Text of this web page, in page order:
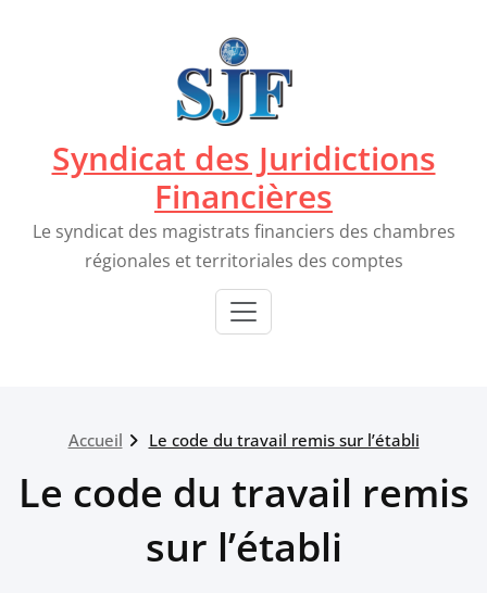
Syndicat des Juridictions
Financières
Le syndicat des magistrats financiers des chambres
régionales et territoriales des comptes
Accueil Le code du travail remis sur l’établi
Le code du travail remis
sur l’établi